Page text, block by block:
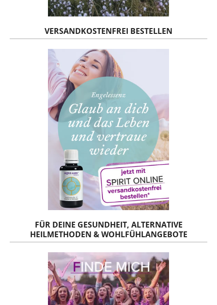
VERSANDKOSTENFREI BESTELLEN
FÜR DEINE GESUNDHEIT, ALTERNATIVE
HEILMETHODEN & WOHLFÜHLANGEBOTE